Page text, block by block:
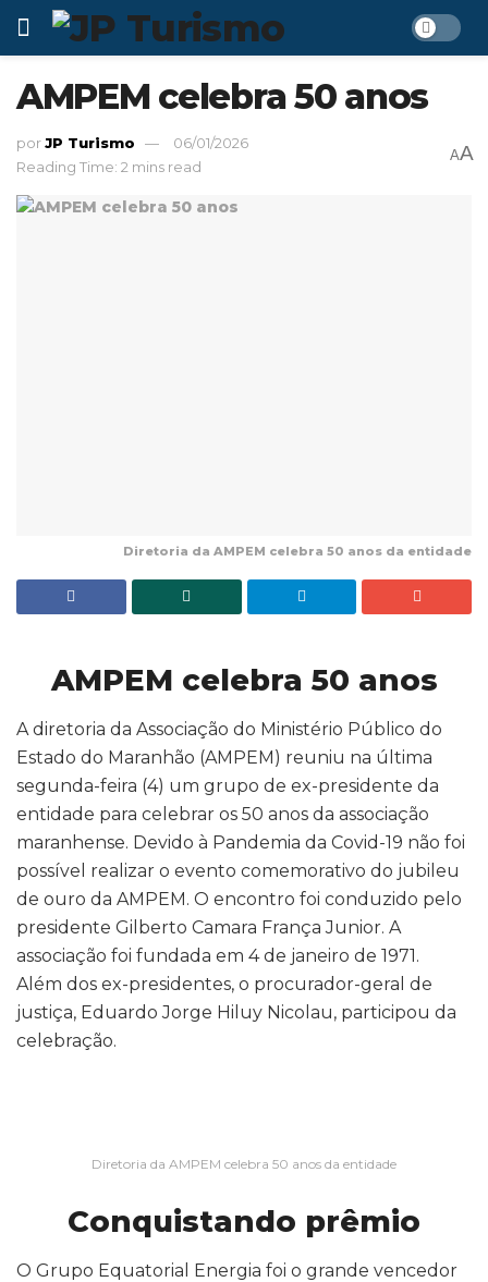
AMPEM celebra 50 anos
porJP Turismo
06/01/2026
Reading Time: 2 mins read
AA
Diretoria da AMPEM celebra 50 anos da entidade
AMPEM celebra 50 anos
A diretoria da Associação do Ministério Público do
Estado do Maranhão (AMPEM) reuniu na última
segunda-feira (4) um grupo de ex-presidente da
entidade para celebrar os 50 anos da associação
maranhense. Devido à Pandemia da Covid-19 não foi
possível realizar o evento comemorativo do jubileu
de ouro da AMPEM. O encontro foi conduzido pelo
presidente Gilberto Camara França Junior. A
associação foi fundada em 4 de janeiro de 1971.
Além dos ex-presidentes, o procurador-geral de
justiça, Eduardo Jorge Hiluy Nicolau, participou da
celebração.
Diretoria da AMPEM celebra 50 anos da entidade
Conquistando prêmio
O Grupo Equatorial Energia foi o grande vencedor